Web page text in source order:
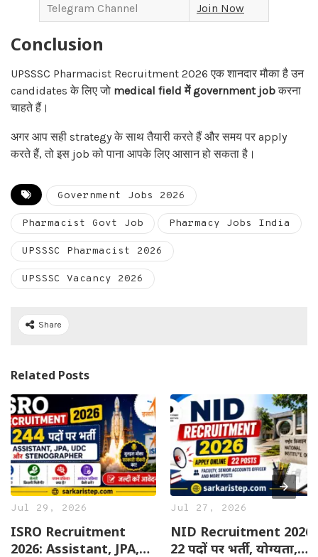
Telegram Channel
Join Now
Conclusion
UPSSSC Pharmacist Recruitment 2026 एक शानदार मौका है उन
candidates के लिए जो medical field में government jobकरना
चाहते हैं।
अगर आप सही strategy के साथ तैयारी करते हैं और समय पर apply
करते हैं, तो इस job को पाना आपके लिए आसान हो सकता है।
Government Jobs 2026
Pharmacist Govt Job Pharmacy Jobs India
UPSSSC Pharmacist 2026
UPSSSC Vacancy 2026
Share
Related Posts
Jul 29, 2026
ISRO Recruitment
2026: Assistant, JPA,
Jul 27, 2026
NID Recruitment 2026:
22 पदों पर भर्ती, योग्यता,